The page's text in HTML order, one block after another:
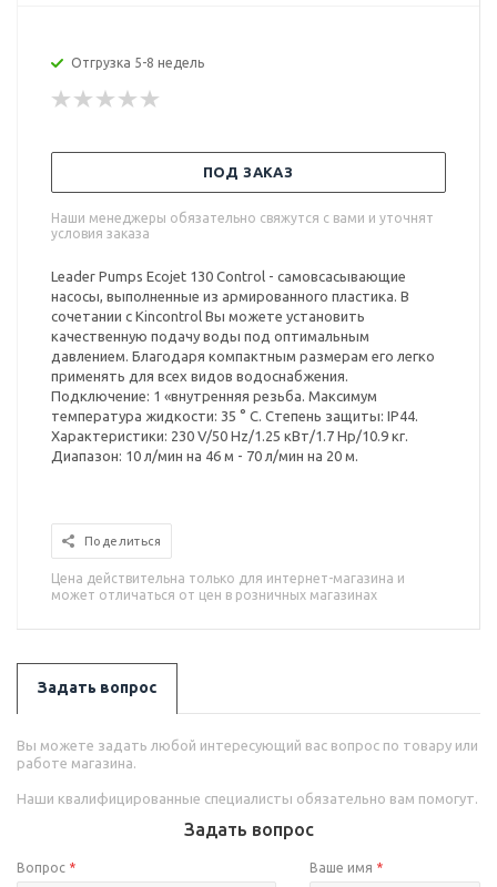
Отгрузка 5-8 недель
ПОД ЗАКАЗ
Наши менеджеры обязательно свяжутся с вами и уточнят
условия заказа
Leader Pumps Ecojet 130 Control - самовсасывающие
насосы, выполненные из армированного пластика. В
сочетании с Kincontrol Вы можете установить
качественную подачу воды под оптимальным
давлением. Благодаря компактным размерам его легко
применять для всех видов водоснабжения.
Подключение: 1 «внутренняя резьба. Максимум
температура жидкости: 35 ° C. Степень защиты: IP44.
Характеристики: 230 V/50 Hz/1.25 кВт/1.7 Hp/10.9 кг.
Диапазон: 10 л/мин на 46 м - 70 л/мин на 20 м.
Поделиться
Цена действительна только для интернет-магазина и
может отличаться от цен в розничных магазинах
Задать вопрос
Вы можете задать любой интересующий вас вопрос по товару или
работе магазина.
Наши квалифицированные специалисты обязательно вам помогут.
Задать вопрос
Вопрос * Ваше имя *